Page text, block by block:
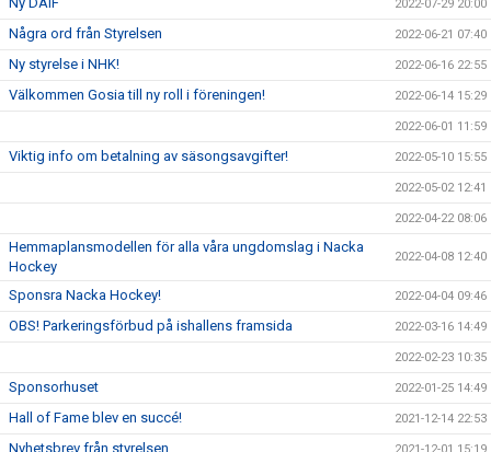
2022-07-29 20:00
Några ord från Styrelsen 2022-06-21 07:40
Ny styrelse i NHK! 2022-06-16 22:55
Välkommen Gosia till ny roll i föreningen! 2022-06-14 15:29
2022-06-01 11:59
Viktig info om betalning av säsongsavgifter! 2022-05-10 15:55
2022-05-02 12:41
2022-04-22 08:06
Hemmaplansmodellen för alla våra ungdomslag i Nacka
Hockey
2022-04-08 12:40
Sponsra Nacka Hockey! 2022-04-04 09:46
OBS! Parkeringsförbud på ishallens framsida 2022-03-16 14:49
2022-02-23 10:35
Sponsorhuset 2022-01-25 14:49
Hall of Fame blev en succé! 2021-12-14 22:53
Nyhetsbrev från styrelsen